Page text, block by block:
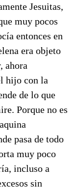
Jesuitas,
muy pocos
entonces en
era objeto
ahora
hijo con la
de lo que
Porque no es
pasa de todo
muy poco
incluso a
sin